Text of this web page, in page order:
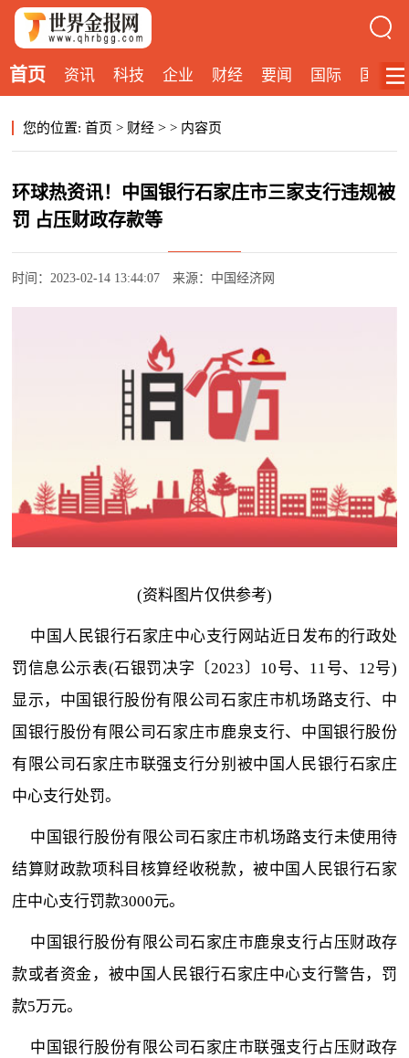
首页 资讯 科技 企业 财经 要闻 国际 国内
您的位置: 首页 > 财经 > > 内容页
环球热资讯！中国银行石家庄市三家支行违规被
罚 占压财政存款等
时间：2023-02-14 13:44:07 来源：中国经济网
(资料图片仅供参考)
中国人民银行石家庄中心支行网站近日发布的行政处
罚信息公示表(石银罚决字〔2023〕10号、11号、12号)
显示，中国银行股份有限公司石家庄市机场路支行、中
国银行股份有限公司石家庄市鹿泉支行、中国银行股份
有限公司石家庄市联强支行分别被中国人民银行石家庄
中心支行处罚。
中国银行股份有限公司石家庄市机场路支行未使用待
结算财政款项科目核算经收税款，被中国人民银行石家
庄中心支行罚款3000元。
中国银行股份有限公司石家庄市鹿泉支行占压财政存
款或者资金，被中国人民银行石家庄中心支行警告，罚
款5万元。
中国银行股份有限公司石家庄市联强支行占压财政存